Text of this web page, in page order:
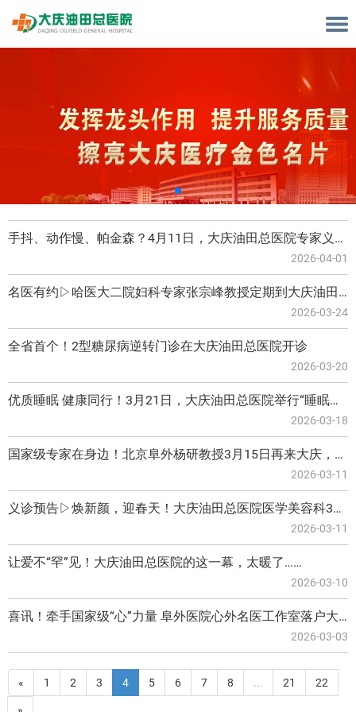
手抖、动作慢、帕金森？4月11日，大庆油田总医院专家义诊，快转给需要的人！
2026-04-01
名医有约▷哈医大二院妇科专家张宗峰教授定期到大庆油田总医院开展技术指导
2026-03-24
全省首个！2型糖尿病逆转门诊在大庆油田总医院开诊
2026-03-20
优质睡眠 健康同行！3月21日，大庆油田总医院举行“睡眠日”多学科义诊
2026-03-18
国家级专家在身边！北京阜外杨研教授3月15日再来大庆，冠心病/瓣膜病患者看↘
2026-03-11
义诊预告▷焕新颜，迎春天！大庆油田总医院医学美容科3月15日义诊
2026-03-11
让爱不“罕”见！大庆油田总医院的这一幕，太暖了……
2026-03-10
喜讯！牵手国家级“心”力量 阜外医院心外名医工作室落户大庆油田总医院！
2026-03-03
« 1 2 3 4 5 6 7 8 ... 21 22